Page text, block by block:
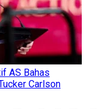
AS Bahas
Carlson